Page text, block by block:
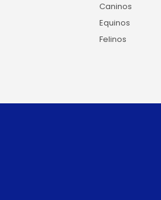
Caninos
Equinos
Felinos